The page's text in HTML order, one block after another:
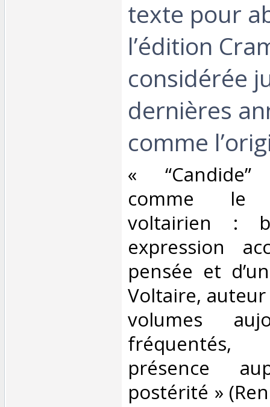
texte pour
l’édition
considérée
dernières
comme
‎«
comme le
voltairien :
expression
pensée et
Voltaire,
volumes
présence
postérité »